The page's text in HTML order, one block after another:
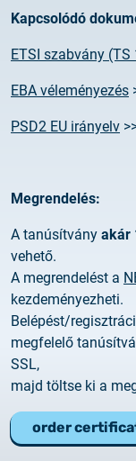
Kapcsolódó
ETSI szabvány (TS
EBA véleményezés
PSD2 EU irányelv
Megrendelés:
A tanúsítvány akár
vehető.
A megrendelést a
kezdeményezheti.
Belépést/
megfelelő
SSL,
majd töltse ki a
order